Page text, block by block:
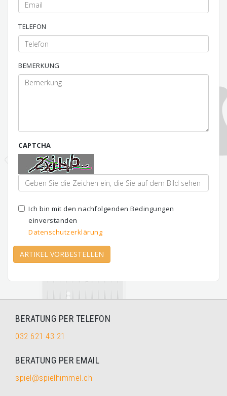
TELEFON
BEMERKUNG
CAPTCHA
Ich bin mit den nachfolgenden Bedingungen
einverstanden
Datenschutzerklärung
ARTIKEL VORBESTELLEN
BERATUNG PER TELEFON
032 621 43 21
BERATUNG PER EMAIL
spiel@spielhimmel.ch